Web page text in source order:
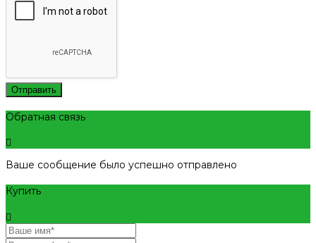
Отправить
Обратная связь
Ваше сообщение было успешно отправлено
Купить